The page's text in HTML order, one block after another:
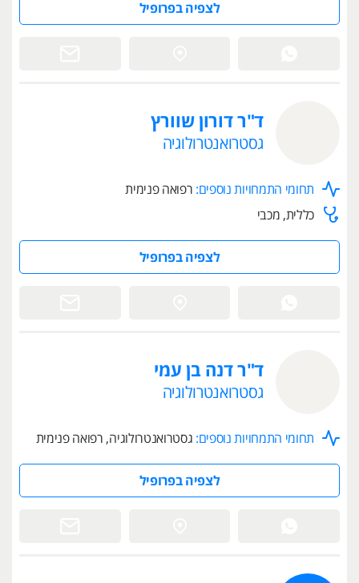
לצפיה בפרופיל
ד"ר דורון שוורץ
גסטרואנטרולוגיה
תחומי התמחויות נוספים: רפואה פנימית
כללית, מכבי
לצפיה בפרופיל
ד"ר דנה בן עמי
גסטרואנטרולוגיה
תחומי התמחויות נוספים: גסטרואנטרולוגיה, רפואה פנימית
לצפיה בפרופיל